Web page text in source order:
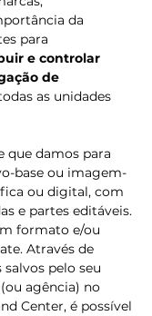
da
para
e controlar
de
as unidades
que damos para
base ou imagem-
ou digital, com
e partes editáveis.
formato e/ou
Através de
pelo seu
agência) no
Center, é possível